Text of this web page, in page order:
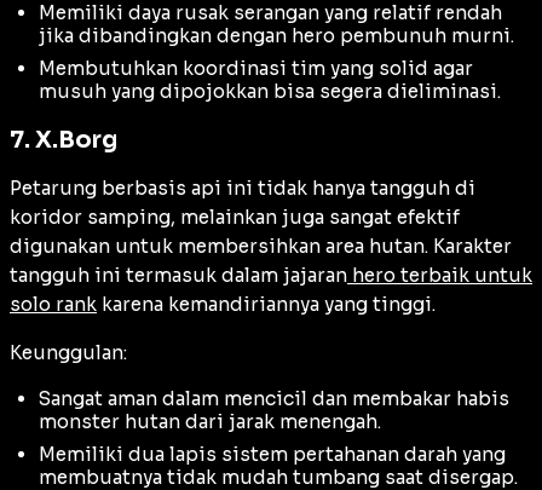
Memiliki daya rusak serangan yang relatif rendah
jika dibandingkan dengan hero pembunuh murni.
Membutuhkan koordinasi tim yang solid agar
musuh yang dipojokkan bisa segera dieliminasi.
7. X.Borg
Petarung berbasis api ini tidak hanya tangguh di
koridor samping, melainkan juga sangat efektif
digunakan untuk membersihkan area hutan. Karakter
tangguh ini termasuk dalam jajaran hero terbaik untuk
solo rank karena kemandiriannya yang tinggi.
Keunggulan:
Sangat aman dalam mencicil dan membakar habis
monster hutan dari jarak menengah.
Memiliki dua lapis sistem pertahanan darah yang
membuatnya tidak mudah tumbang saat disergap.